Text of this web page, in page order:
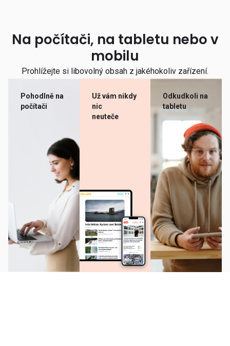
Na počítači, na tabletu nebo v
mobilu
Prohlížejte si libovolný obsah z jakéhokoliv zařízení.
Pohodlně na
počítači
Už vám nikdy
nic
neuteče
Odkudkoli na
tabletu